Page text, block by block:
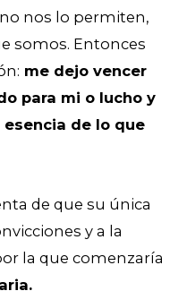
nos lo permiten,
somos. Entonces
me dejo vencer
para mi o lucho y
de lo que
de que su única
y a la
la que comenzaría